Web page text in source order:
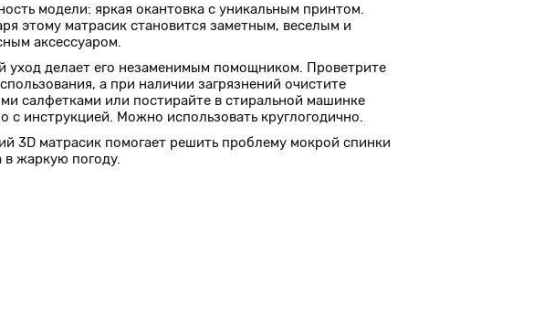
модели: яркая окантовка с уникальным принтом.
этому матрасик становится заметным, веселым и
аксессуаром.
уход делает его незаменимым помощником. Проветрите
а при наличии загрязнений очистите
салфетками или постирайте в стиральной машинке
с инструкцией. Можно использовать круглогодично.
3D матрасик помогает решить проблему мокрой спинки
жаркую погоду.